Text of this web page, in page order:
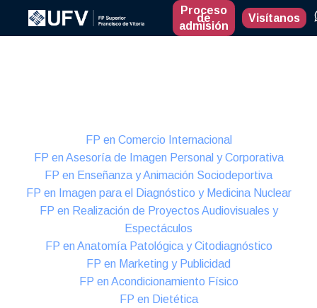
Proceso
de
admisión
Visítanos
FP en Comercio Internacional
FP en Asesoría de Imagen Personal y Corporativa
FP en Enseñanza y Animación Sociodeportiva
FP en Imagen para el Diagnóstico y Medicina Nuclear
FP en Realización de Proyectos Audiovisuales y
Espectáculos
FP en Anatomía Patológica y Citodiagnóstico
FP en Marketing y Publicidad
FP en Acondicionamiento Físico
FP en Dietética